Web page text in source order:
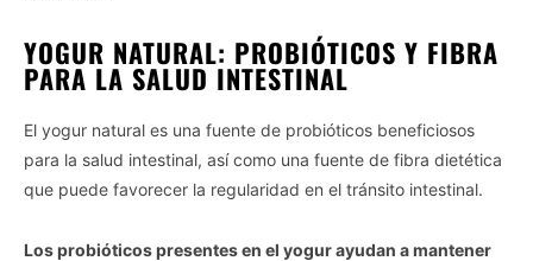
YOGUR NATURAL: PROBIÓTICOS Y FIBRA
PARA LA SALUD INTESTINAL
El yogur natural es una fuente de probióticos beneficiosos
para la salud intestinal, así como una fuente de fibra dietética
que puede favorecer la regularidad en el tránsito intestinal.
Los probióticos presentes en el yogur ayudan a mantener